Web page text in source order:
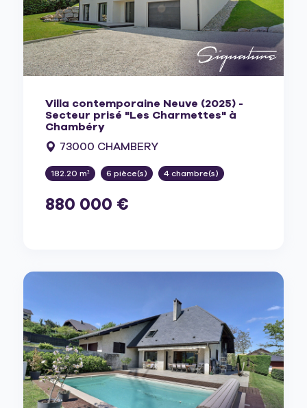
Villa contemporaine Neuve (2025) -
Secteur prisé "Les Charmettes" à
Chambéry
73000 CHAMBERY
182.20 m² 6 pièce(s) 4 chambre(s)
880 000 €